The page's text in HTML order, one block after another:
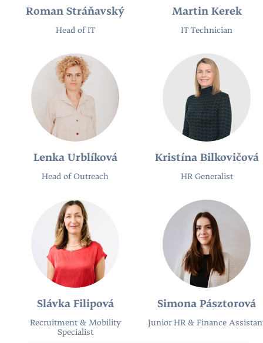
Roman Stráňavský
Head of IT
Martin Kerek
IT Technician
Lenka Urblíková
Head of Outreach
Kristína Bilkovičová
HR Generalist
Slávka Filipová
Recruitment & Mobility
Specialist
Simona Pásztorová
Junior HR & Finance